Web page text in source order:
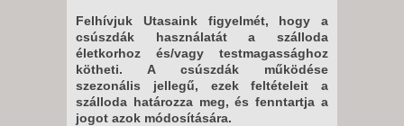
Felhívjuk Utasaink figyelmét, hogy a
csúszdák használatát a szálloda
életkorhoz és/vagy testmagassághoz
kötheti. A csúszdák működése
szezonális jellegű, ezek feltételeit a
szálloda határozza meg, és fenntartja a
jogot azok módosítására.